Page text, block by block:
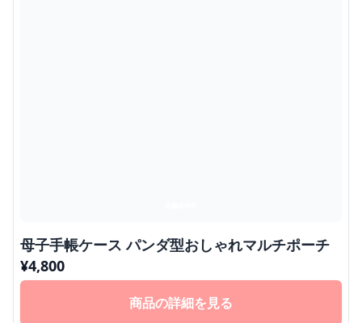
母子手帳ケース パンダ型おしゃれマルチポーチ
¥4,800
商品の詳細を見る